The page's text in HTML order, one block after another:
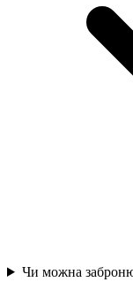
Чи можна